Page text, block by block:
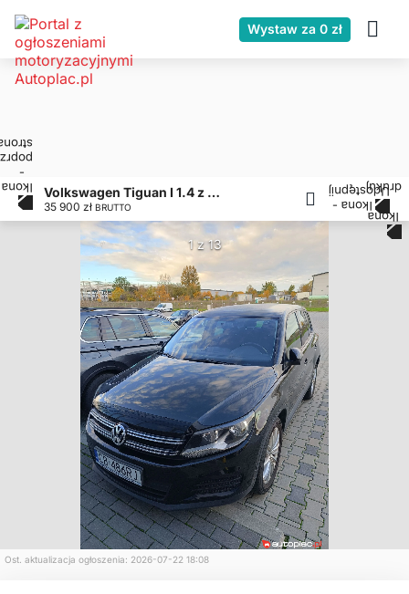
Wystaw za 0 zł
Volkswagen Tiguan I 1.4 z polskiego salonu
35 900 zł BRUTTO
1 z 13
Ost. aktualizacja ogłoszenia: 2026-07-22 18:08